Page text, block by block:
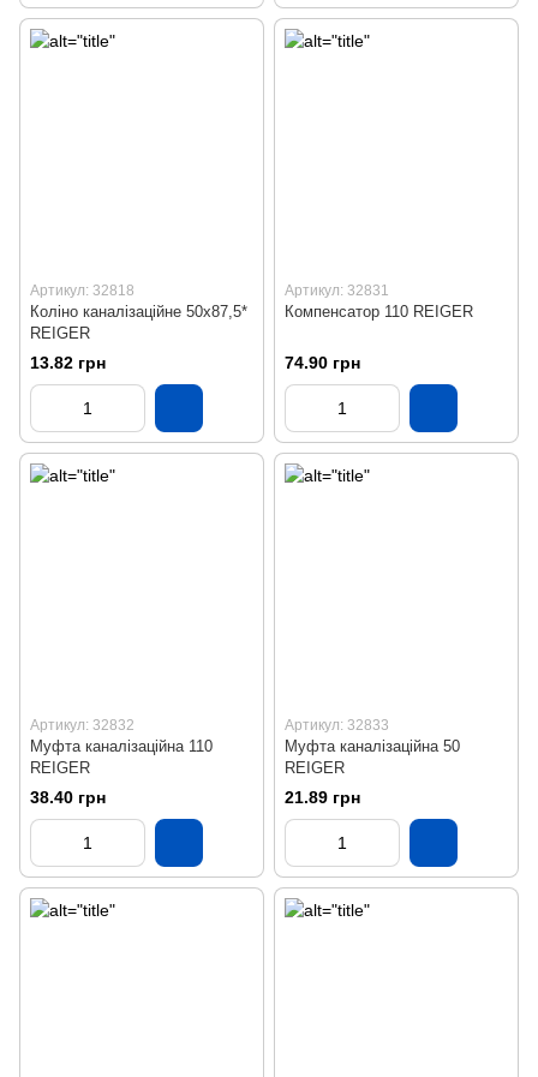
Артикул: 32818
Коліно каналізаційне 50х87,5*
REIGER
13.82 грн
Артикул: 32831
Компенсатор 110 REIGER
74.90 грн
Артикул: 32832
Муфта каналізаційна 110
REIGER
38.40 грн
Артикул: 32833
Муфта каналізаційна 50
REIGER
21.89 грн